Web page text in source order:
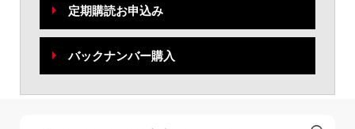
定期購読お申込み
バックナンバー購入